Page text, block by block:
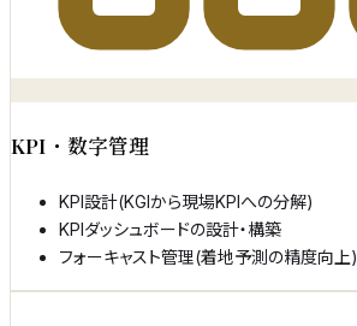
KPI・数字管理
KPI設計(KGIから現場KPIへの分解)
KPIダッシュボードの設計・構築
フォーキャスト管理(着地予測の精度向上)